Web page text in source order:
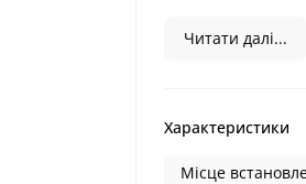
Читати далі...
Характеристики
Місце